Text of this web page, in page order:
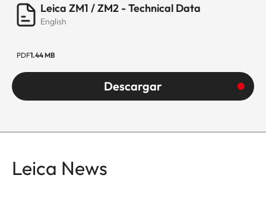
Leica ZM1 / ZM2 - Technical Data
English
PDF1.44 MB
Descargar
Leica News